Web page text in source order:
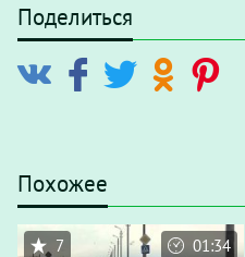
Поделиться
Похожее
7 01:34